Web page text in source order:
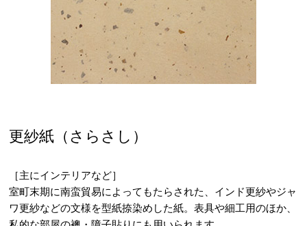
更紗紙（さらさし）
［主にインテリアなど］
室町末期に南蛮貿易によってもたらされた、インド更紗やジャ
ワ更紗などの文様を型紙捺染めした紙。表具や細工用のほか、